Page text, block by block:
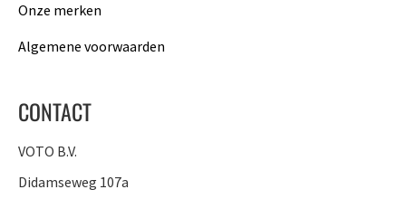
Onze merken
Algemene voorwaarden
CONTACT
VOTO B.V.
Didamseweg 107a